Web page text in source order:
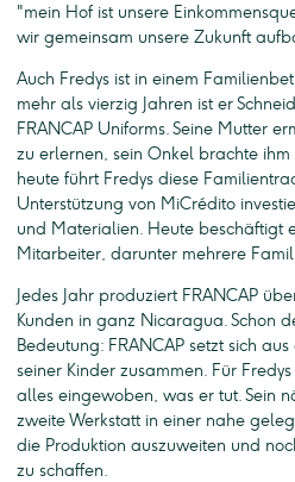
"mein Hof ist unsere
wir gemeinsam unsere Zukunft
Auch Fredys ist in einem
mehr als vierzig Jahren ist er
FRANCAP Uniforms. Seine Mutter
zu erlernen, sein Onkel brachte
heute führt Fredys diese
Unterstützung von MiCrédito
und Materialien. Heute beschäftigt
Mitarbeiter, darunter mehrere
Jedes Jahr produziert FRANCAP
Kunden in ganz Nicaragua. Schon
Bedeutung: FRANCAP setzt sich
seiner Kinder zusammen. Für
alles eingewoben, was er tut. Sein
zweite Werkstatt in einer nahe
die Produktion auszuweiten und
zu schaffen.